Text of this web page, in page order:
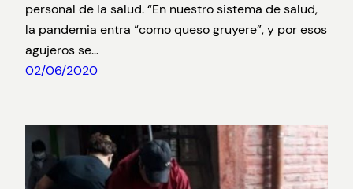
personal de la salud. “En nuestro sistema de salud,
la pandemia entra “como queso gruyere”, y por esos
agujeros se…
02/06/2020